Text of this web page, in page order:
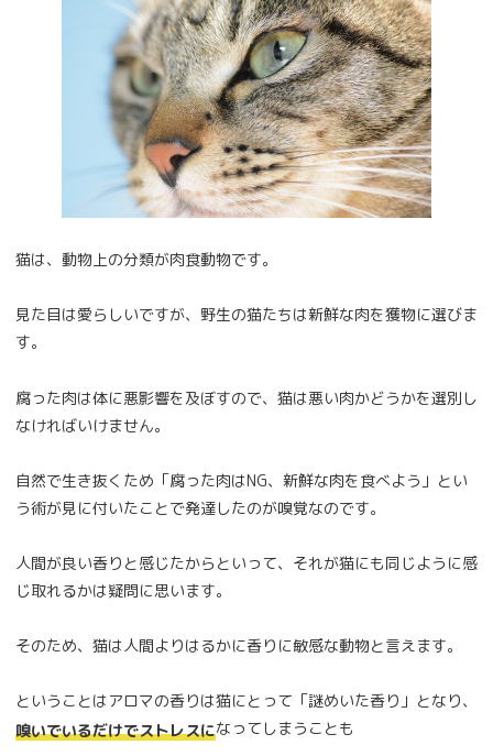
猫は、動物上の分類が肉食動物です。
見た目は愛らしいですが、野生の猫たちは新鮮な肉を獲物に選びま
す。
腐った肉は体に悪影響を及ぼすので、猫は悪い肉かどうかを選別し
なければいけません。
自然で生き抜くため「腐った肉はNG、新鮮な肉を食べよう」とい
う術が見に付いたことで発達したのが嗅覚なのです。
人間が良い香りと感じたからといって、それが猫にも同じように感
じ取れるかは疑問に思います。
そのため、猫は人間よりはるかに香りに敏感な動物と言えます。
ということはアロマの香りは猫にとって「謎めいた香り」となり、
嗅いでいるだけでストレスになってしまうことも